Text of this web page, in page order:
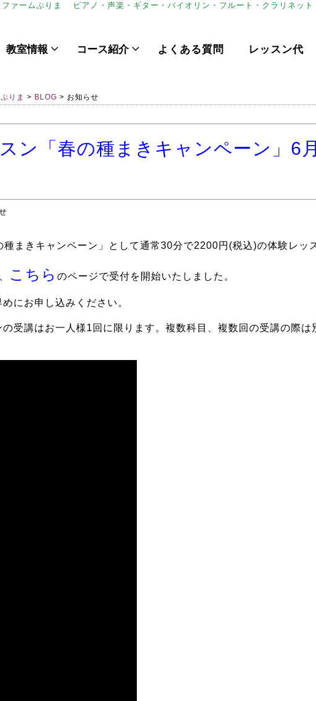
ァームぷりま ピアノ・声楽・ギター・バイオリン・フルート・クラリネット
教室情報 コース紹介 よくある質問 レッスン代
りま > BLOG > お知らせ
ン「春の種まきキャンペーン」6
まきキャンペーン」として通常30分で2200円(税込)の体験レッ
こちら のページで受付を開始いたしました。
にお申し込みください。
受講はお一人様1回に限ります。複数科目、複数回の受講の際は